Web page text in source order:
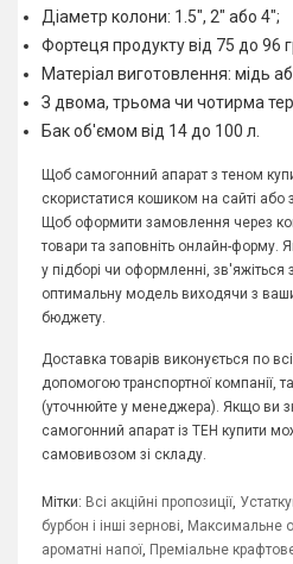
Діаметр колони: 1.5", 2" або 4";
Фортеця продукту від 75 до 96
Матеріал виготовлення: мідь
З двома, трьома чи чотирма
Бак об'ємом від 14 до 100 л.
Щоб самогонний апарат з теном
скористатися кошиком на сайті
Щоб оформити замовлення через
товари та заповніть онлайн-форму.
у підборі чи оформленні, зв'яжіться
оптимальну модель виходячи з
бюджету.
Доставка товарів виконується по
допомогою транспортної компанії,
(уточнюйте у менеджера). Якщо ви
самогонний апарат із ТЕН купити
самовивозом зі складу.
Мітки: Всі акційні пропозиції,
бурбон і інші зернові, Максимальне
ароматні напої, Преміальне